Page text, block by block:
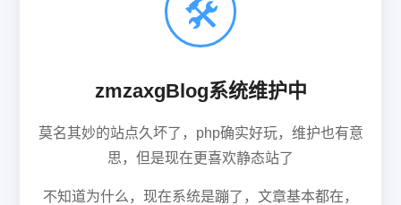
🛠
zmzaxgBlog系统维护中
莫名其妙的站点久坏了，php确实好玩，维护也有意
思，但是现在更喜欢静态站了
不知道为什么，现在系统是蹦了，文章基本都在，